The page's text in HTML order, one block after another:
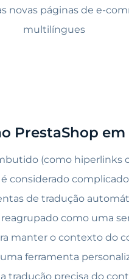
novas páginas de e-
multilíngues
PrestaShop
(como hiperlinks
considerado
de tradução
reagrupado como uma
manter o contexto do
ferramenta
tradução precisa do